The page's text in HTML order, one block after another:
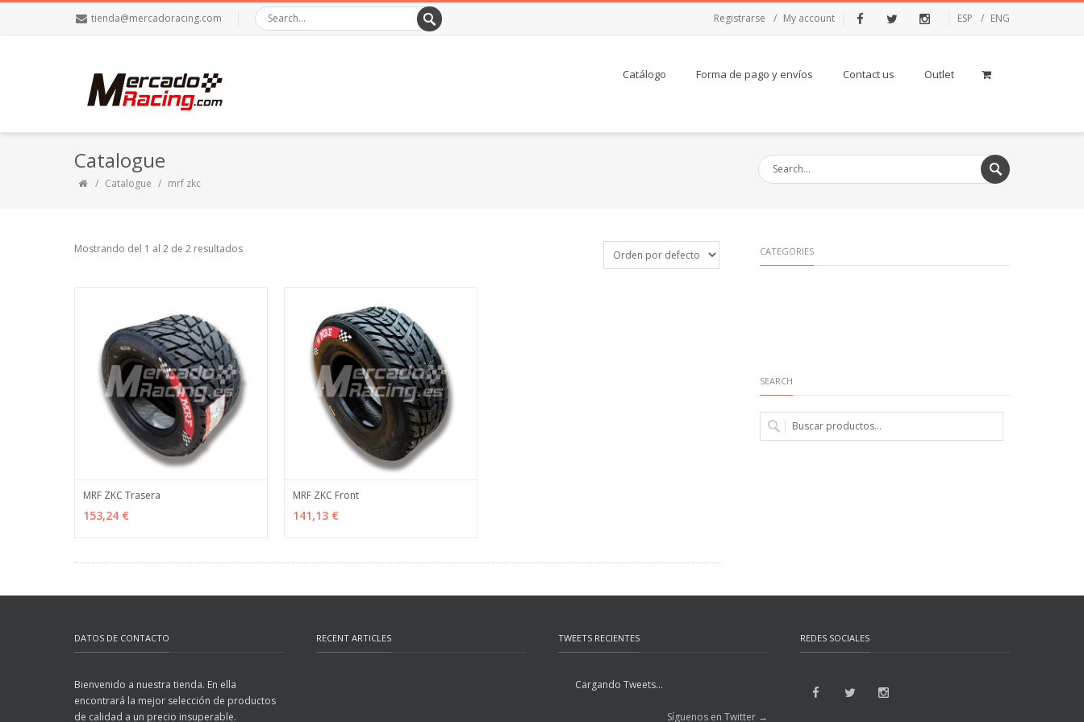
tienda@mercadoracing.com ESP ENG
Registrarse My account
Catálogo Forma de pago y envíos Contact us Outlet
Catalogue
Catalogue mrf zkc
Mostrando del 1 al 2 de 2 resultados
ADD TO CART
MRF ZKC Trasera
153,24 € ADD TO CART
MRF ZKC Front
141,13 €
CATEGORIES
SEARCH
DATOS DE CONTACTO
Bienvenido a nuestra tienda. En ella
encontrará la mejor selección de productos
de calidad a un precio insuperable.
RECENT ARTICLES TWEETS RECIENTES
Cargando Tweets...
Síguenos en Twitter →
REDES SOCIALES